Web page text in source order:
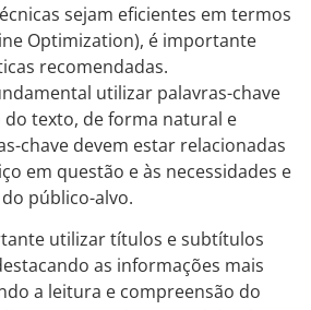
sejam eficientes em termos
Optimization), é importante
recomendadas.
utilizar palavras-chave
do texto, de forma natural e
chave devem estar relacionadas
em questão e às necessidades e
público-alvo.
utilizar títulos e subtítulos
as informações mais
a leitura e compreensão do